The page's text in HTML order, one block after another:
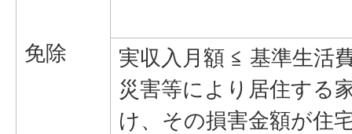
免除
実収入月額 ≦ 基準生活
災害等により居住する
け、その損害金額が住